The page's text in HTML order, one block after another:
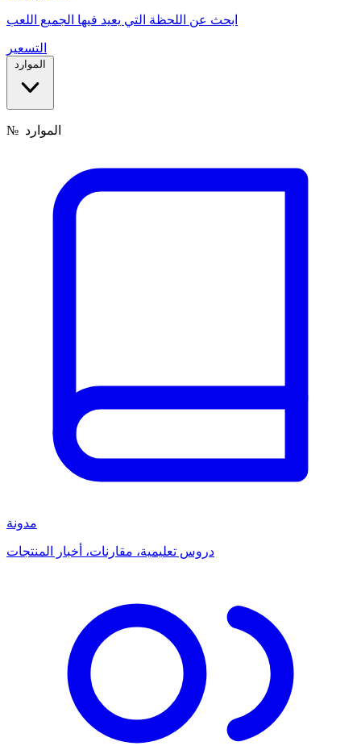
ابحث عن اللحظة التي يعيد فيها الجميع اللعب
التسعير
الموارد
№ الموارد
مدونة
دروس تعليمية، مقارنات، أخبار المنتجات